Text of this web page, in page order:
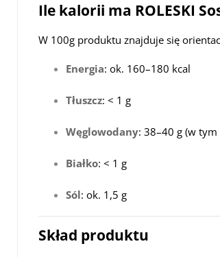
Ile kalorii ma ROLESKI
W 100g produktu znajduje się
Energia: ok. 160–180 kcal
Tłuszcz: < 1 g
Węglowodany: 38–40 g (w
Białko: < 1 g
Sól: ok. 1,5 g
Skład produktu